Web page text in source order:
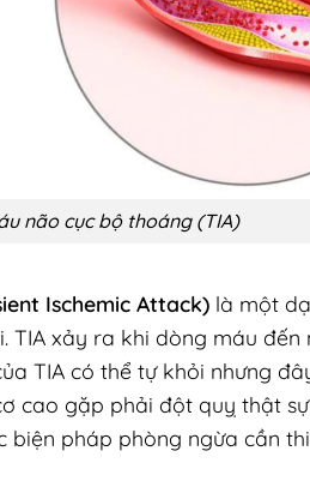
não cục bộ thoáng (TIA)
Ischemic Attack) là một
xảy ra khi dòng máu
TIA có thể tự khỏi nhưng
cao gặp phải đột quỵ thật
biện pháp phòng ngừa cần